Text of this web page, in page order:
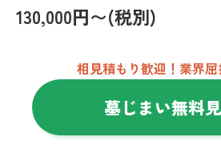
130,000円〜(税別)
相見積もり歓迎！業界
墓じまい無料